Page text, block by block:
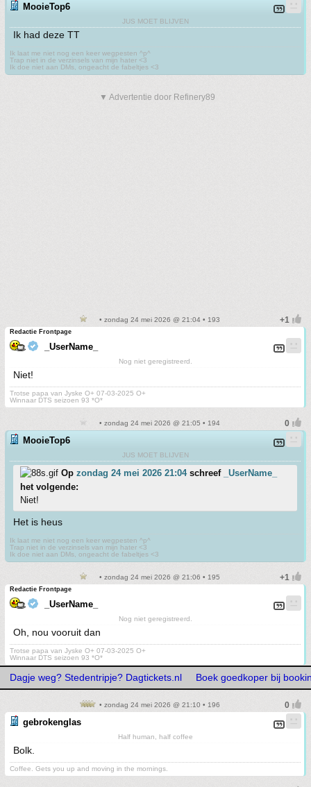
MooieTop6
JUS MOET BLIJVEN
Ik had deze TT
Ik laat me niet nog een keer wegpesten ^p^
Trap niet in de verzinsels van mijn hater <3
Ik doe niet aan DMs, ongeacht de fabeltjes <3
▼ Advertentie door Refinery89
• zondag 24 mei 2026 @ 21:04 • 193
Redactie Frontpage
_UserName_
Nog niet geregistreerd.
Niet!
Trotse papa van Jyske O+ 07-03-2025 O+
Winnaar DTS seizoen 93 *O*
• zondag 24 mei 2026 @ 21:05 • 194
MooieTop6
JUS MOET BLIJVEN
Op zondag 24 mei 2026 21:04schreef
_UserName_
het volgende:
Niet!
Het is heus
Ik laat me niet nog een keer wegpesten ^p^
Trap niet in de verzinsels van mijn hater <3
Ik doe niet aan DMs, ongeacht de fabeltjes <3
• zondag 24 mei 2026 @ 21:06 • 195
Redactie Frontpage
_UserName_
Nog niet geregistreerd.
Oh, nou vooruit dan
Trotse papa van Jyske O+ 07-03-2025 O+
Winnaar DTS seizoen 93 *O*
Dagje weg? Stedentripje? Dagtickets.nl Boek goedkoper bij
• zondag 24 mei 2026 @ 21:10 • 196
gebrokenglas
Half human, half coffee
Bolk.
Coffee. Gets you up and moving in the mornings.